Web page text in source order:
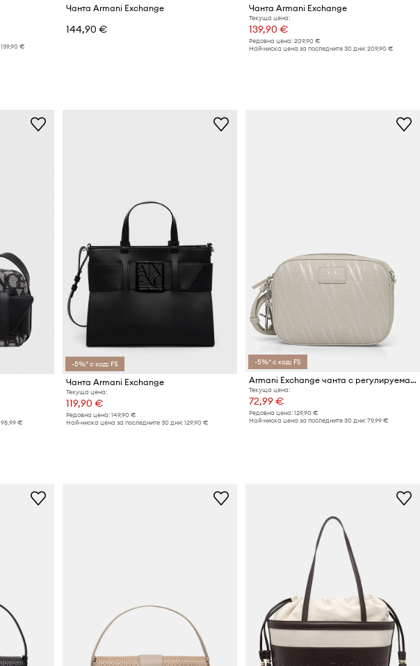
139,90 €
Чанта Armani Exchange
144,90 €
Чанта Armani Exchange
Текуща цена:
139,90 €
Редовна цена: 209,90 €
Най-ниска цена за последните 30 дни: 209,90 €
98,99 €
-5%* с код: FS
Чанта Armani Exchange
Текуща цена:
119,90 €
Редовна цена: 149,90 €
Най-ниска цена за последните 30 дни: 129,90 €
-5%* с код: FS
Armani Exchange чанта с регулируема дръжка дамска
Текуща цена:
72,99 €
Редовна цена: 129,90 €
Най-ниска цена за последните 30 дни: 79,99 €